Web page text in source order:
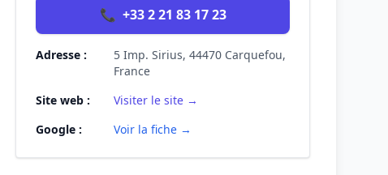
📞 +33 2 21 83 17 23
Adresse :
5 Imp. Sirius, 44470 Carquefou,
France
Site web :
Visiter le site →
Google :
Voir la fiche →